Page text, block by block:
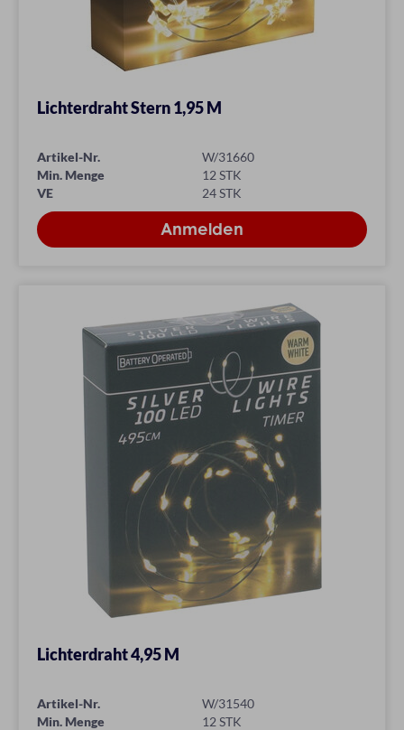
Lichterdraht Stern 1,95 M
Artikel-Nr.
W/31660
Min. Menge
12 STK
VE
24 STK
Lichterdraht 4,95 M
Artikel-Nr.
W/31540
Min. Menge
12 STK